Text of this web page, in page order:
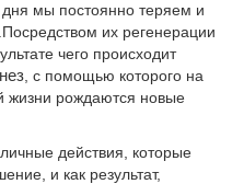
дня мы постоянно теряем и
их регенерации
чего происходит
, с помощью которого на
жизни рождаются новые
действия, которые
и как результат,